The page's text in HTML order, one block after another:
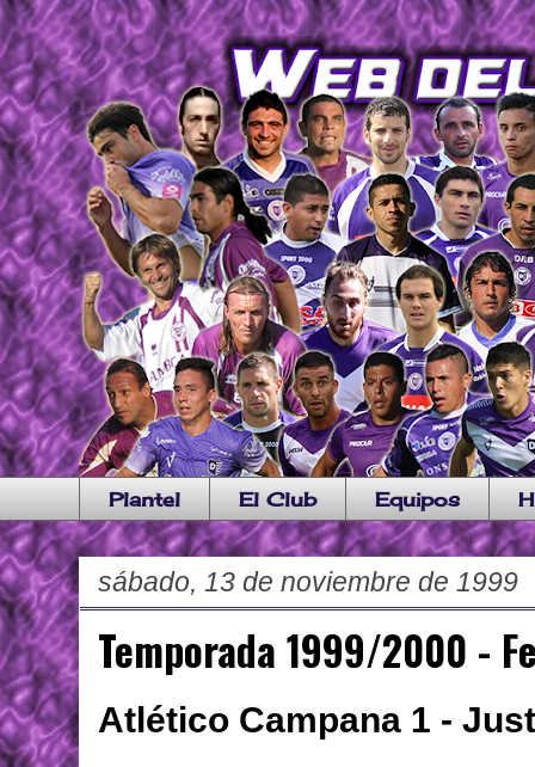
Plantel El Club Equipos
sábado, 13 de noviembre de 1999
Temporada 1999/2000 -
Atlético Campana 1 -